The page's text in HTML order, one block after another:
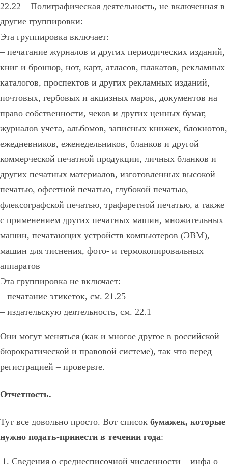
22.22 – Полиграфическая деятельность, не включенная в
другие группировки:
Эта группировка включает:
– печатание журналов и других периодических изданий,
книг и брошюр, нот, карт, атласов, плакатов, рекламных
каталогов, проспектов и других рекламных изданий,
почтовых, гербовых и акцизных марок, документов на
право собственности, чеков и других ценных бумаг,
журналов учета, альбомов, записных книжек, блокнотов,
ежедневников, еженедельников, бланков и другой
коммерческой печатной продукции, личных бланков и
других печатных материалов, изготовленных высокой
печатью, офсетной печатью, глубокой печатью,
флексографской печатью, трафаретной печатью, а также
с применением других печатных машин, множительных
машин, печатающих устройств компьютеров (ЭВМ),
машин для тиснения, фото- и термокопировальных
аппаратов
Эта группировка не включает:
– печатание этикеток, см. 21.25
– издательскую деятельность, см. 22.1
Они могут меняться (как и многое другое в российской
бюрократической и правовой системе), так что перед
регистрацией – проверьте.
Отчетность.
Тут все довольно просто. Вот список бумажек, которые
нужно подать-принести в течении года:
Сведения о среднесписочной численности – инфа о